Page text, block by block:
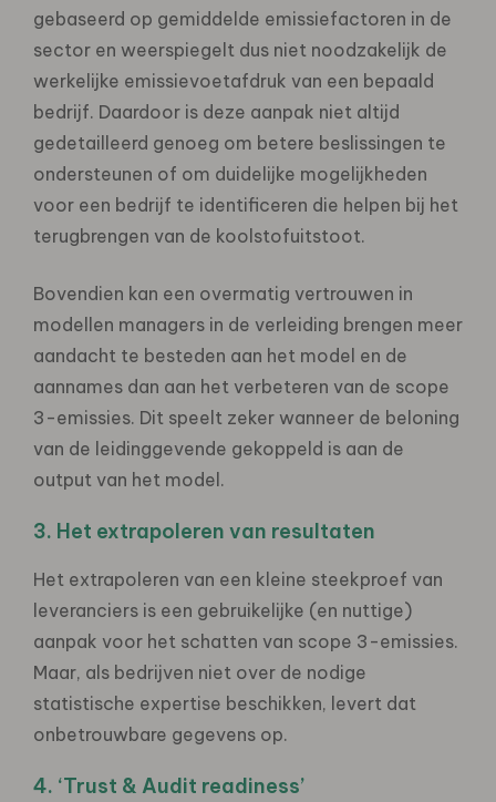
gebaseerd op gemiddelde emissiefactoren in de
sector en weerspiegelt dus niet noodzakelijk de
werkelijke emissievoetafdruk van een bepaald
bedrijf. Daardoor is deze aanpak niet altijd
gedetailleerd genoeg om betere beslissingen te
ondersteunen of om duidelijke mogelijkheden
voor een bedrijf te identificeren die helpen bij het
terugbrengen van de koolstofuitstoot.
Bovendien kan een overmatig vertrouwen in
modellen managers in de verleiding brengen meer
aandacht te besteden aan het model en de
aannames dan aan het verbeteren van de scope
3-emissies. Dit speelt zeker wanneer de beloning
van de leidinggevende gekoppeld is aan de
output van het model.
3. Het extrapoleren van resultaten
Het extrapoleren van een kleine steekproef van
leveranciers is een gebruikelijke (en nuttige)
aanpak voor het schatten van scope 3-emissies.
Maar, als bedrijven niet over de nodige
statistische expertise beschikken, levert dat
onbetrouwbare gegevens op.
4. ‘Trust & Audit readiness’